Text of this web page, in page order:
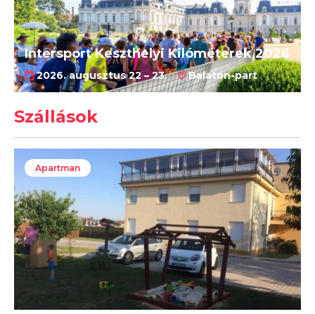
Intersport Keszthelyi Kilóméterek 2026
2026. augusztus 22 – 23. Balaton-part
Szállások
Apartman